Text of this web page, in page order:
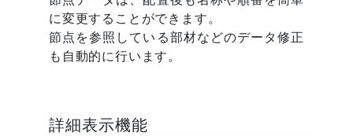
に変更することができます。
節点を参照している部材などのデータ修正
も自動的に行います。
詳細表示機能